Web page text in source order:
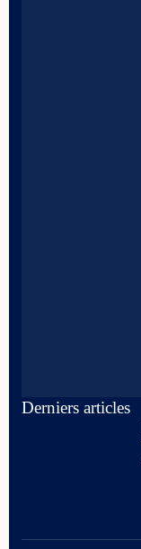
Derniers articles